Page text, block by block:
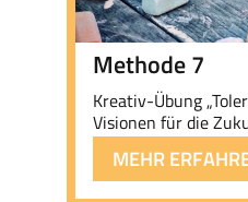
Methode 7
Kreativ-Übung
Visionen für die
MEHR